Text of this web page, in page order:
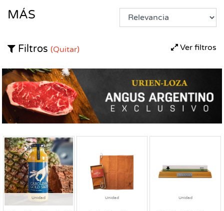
MÁS
Ver filtros
Filtros (Quitar)
Unidad Unidad Unidad